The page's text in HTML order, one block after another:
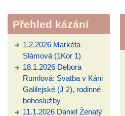
Přehled kázání
1.2.2026 Markéta
Slámová (1Kor 1)
18.1.2026 Debora
Rumlová: Svatba v Káni
Galilejské (J 2), rodinné
bohoslužby
11.1.2026 Daniel Ženatý